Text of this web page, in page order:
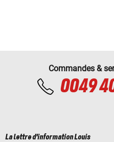
Commandes &
0049
La lettre d'information Louis